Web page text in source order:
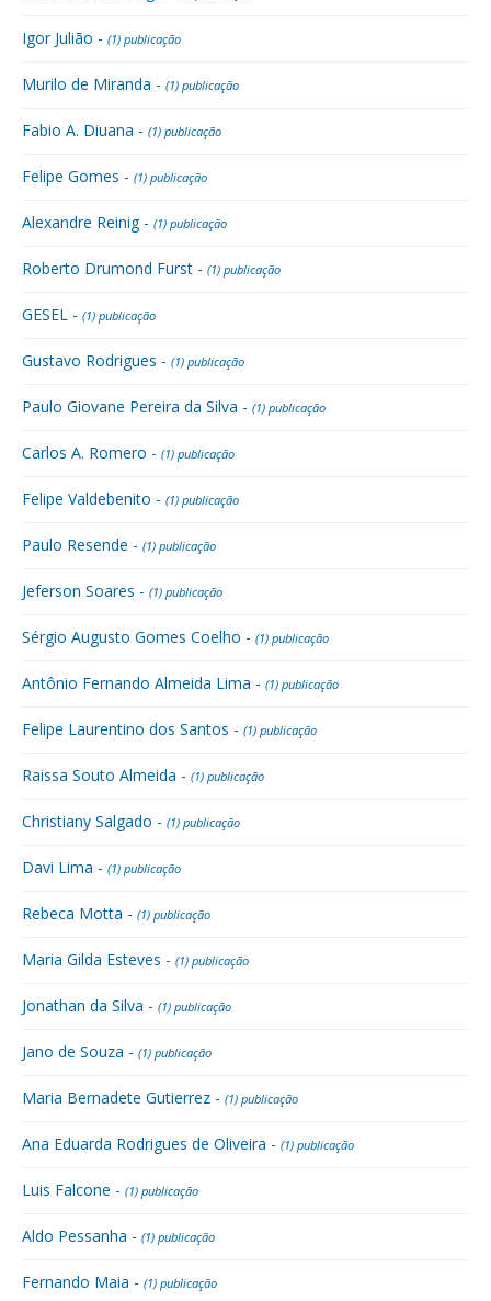
Igor Julião - (1) publicação
Murilo de Miranda - (1) publicação
Fabio A. Diuana - (1) publicação
Felipe Gomes - (1) publicação
Alexandre Reinig - (1) publicação
Roberto Drumond Furst - (1) publicação
GESEL - (1) publicação
Gustavo Rodrigues - (1) publicação
Paulo Giovane Pereira da Silva - (1) publicação
Carlos A. Romero - (1) publicação
Felipe Valdebenito - (1) publicação
Paulo Resende - (1) publicação
Jeferson Soares - (1) publicação
Sérgio Augusto Gomes Coelho - (1) publicação
Antônio Fernando Almeida Lima - (1) publicação
Felipe Laurentino dos Santos - (1) publicação
Raissa Souto Almeida - (1) publicação
Christiany Salgado - (1) publicação
Davi Lima - (1) publicação
Rebeca Motta - (1) publicação
Maria Gilda Esteves - (1) publicação
Jonathan da Silva - (1) publicação
Jano de Souza - (1) publicação
Maria Bernadete Gutierrez - (1) publicação
Ana Eduarda Rodrigues de Oliveira - (1) publicação
Luis Falcone - (1) publicação
Aldo Pessanha - (1) publicação
Fernando Maia - (1) publicação